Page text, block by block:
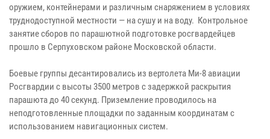
оружием, контейнерами и различным снаряжением в условиях
труднодоступной местности — на сушу и на воду. Контрольное
занятие сборов по парашютной подготовке росгвардейцев
прошло в Серпуховском районе Московской области.
Боевые группы десантировались из вертолета Ми-8 авиации
Росгвардии с высоты 3500 метров с задержкой раскрытия
парашюта до 40 секунд. Приземление проводилось на
неподготовленные площадки по заданным координатам с
использованием навигационных систем.